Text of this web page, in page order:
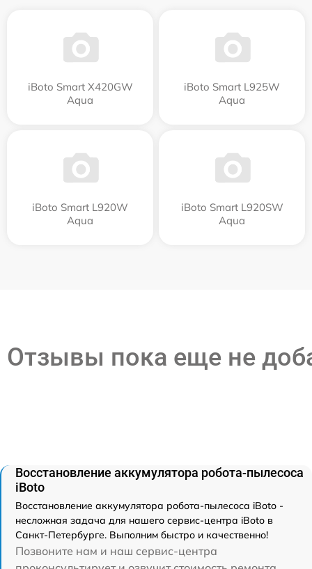
iBoto Smart Х420GW
Aqua
iBoto Smart L925W
Aqua
iBoto Smart L920W
Aqua
iBoto Smart L920SW
Aqua
Отзывы пока еще не
Восстановление аккумулятора робота-пылесоса
iBoto
Восстановление аккумулятора робота-пылесоса iBoto -
несложная задача для нашего сервис-центра iBoto в
Санкт-Петербурге. Выполним быстро и качественно!
Позвоните нам и наш сервис-центра